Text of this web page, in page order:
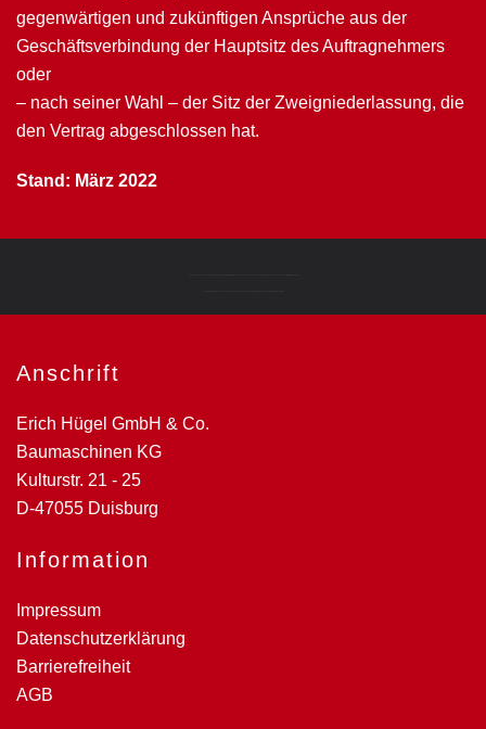
gegenwärtigen und zukünftigen Ansprüche aus der
Geschäftsverbindung der Hauptsitz des Auftrag­nehmers
oder
– nach seiner Wahl – der Sitz der Zweigniederlassung, die
den Vertrag abge­schlossen hat.
Stand: März 2022
Anschrift
Erich Hügel GmbH & Co.
Baumaschinen KG
Kulturstr. 21 - 25
D-47055 Duisburg
Information
Impressum
Datenschutzerklärung
Barrierefreiheit
AGB